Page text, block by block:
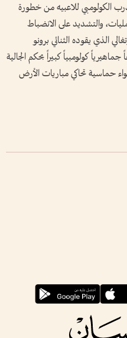
الكولومبي للاعبيه من خطورة
والتشديد على الانضباط
الذي يقوده الثنائي برونو
كولومبياً كبيراً بحكم الجالية
حماسية تحاكي مباريات الأرض